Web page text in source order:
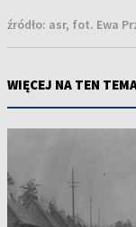
źródło: asr, fot. Ewa
WIĘCEJ NA TEN